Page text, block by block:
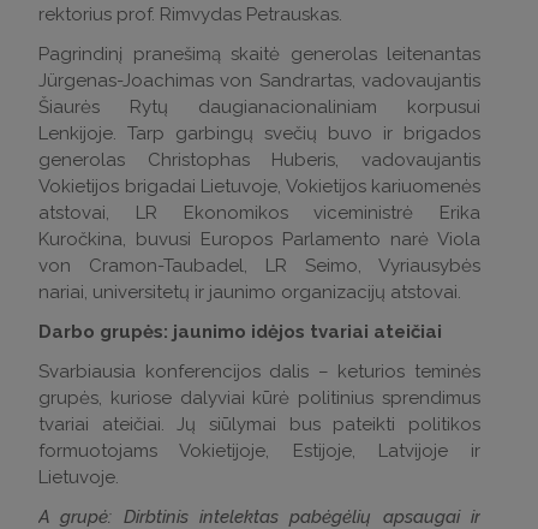
rektorius prof. Rimvydas Petrauskas.
Pagrindinį pranešimą skaitė generolas leitenantas
Jürgenas-Joachimas von Sandrartas, vadovaujantis
Šiaurės Rytų daugianacionaliniam korpusui
Lenkijoje. Tarp garbingų svečių buvo ir brigados
generolas Christophas Huberis, vadovaujantis
Vokietijos brigadai Lietuvoje, Vokietijos kariuomenės
atstovai, LR Ekonomikos viceministrė Erika
Kuročkina, buvusi Europos Parlamento narė Viola
von Cramon-Taubadel, LR Seimo, Vyriausybės
nariai, universitetų ir jaunimo organizacijų atstovai.
Darbo grupės: jaunimo idėjos tvariai ateičiai
Svarbiausia konferencijos dalis – keturios teminės
grupės, kuriose dalyviai kūrė politinius sprendimus
tvariai ateičiai. Jų siūlymai bus pateikti politikos
formuotojams Vokietijoje, Estijoje, Latvijoje ir
Lietuvoje.
A grupė: Dirbtinis intelektas pabėgėlių apsaugai ir